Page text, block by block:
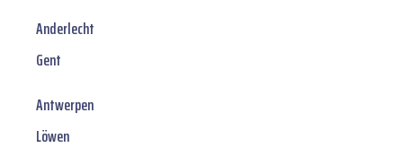
Anderlecht
Gent
Antwerpen
Löwen